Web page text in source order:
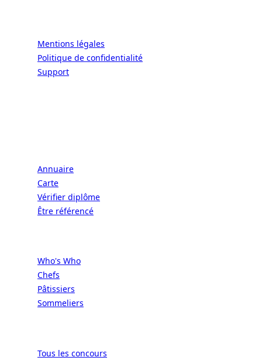
Mentions légales
Politique de confidentialité
Support
Annuaire
Carte
Vérifier diplôme
Être référencé
Who's Who
Chefs
Pâtissiers
Sommeliers
Tous les concours